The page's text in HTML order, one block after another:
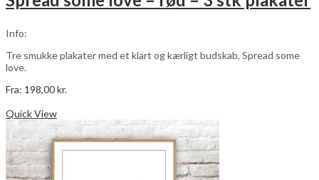
Info:
Tre smukke plakater med et klart og kærligt budskab, Spread some
love.
Fra: 198,00kr.
har
flere
varianter.
Quick View